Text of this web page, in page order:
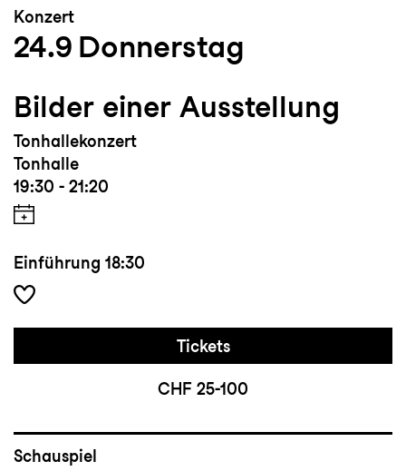
Konzert
24.9 Donnerstag
Bilder einer Ausstellung
Tonhallekonzert
Tonhalle
19:30 - 21:20
Einführung 18:30
Tickets
CHF 25-100
Schauspiel